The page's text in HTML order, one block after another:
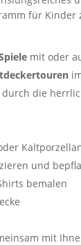
für Kinder
mit oder
die
und
bemalen
mit